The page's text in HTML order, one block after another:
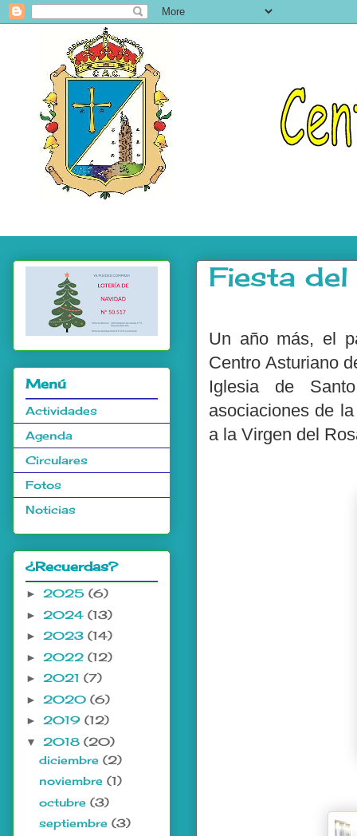
Fiesta
Un año más, el
Centro Asturiano
Iglesia de
asociaciones de
a la Virgen del
Menú
Actividades
Agenda
Circulares
Fotos
Noticias
¿Recuerdas?
► 2025 (6)
► 2024 (13)
► 2023 (14)
► 2022 (12)
► 2021 (7)
► 2020 (6)
► 2019 (12)
▼ 2018 (20)
diciembre (2)
noviembre (1)
octubre (3)
septiembre (3)